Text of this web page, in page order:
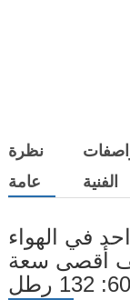
نظرة
عامة
الفنية
في الهواء
أقصى سعة